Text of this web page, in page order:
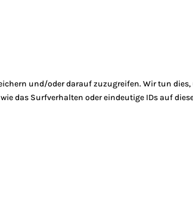
und/oder darauf zuzugreifen. Wir tun
das Surfverhalten oder eindeutige IDs auf